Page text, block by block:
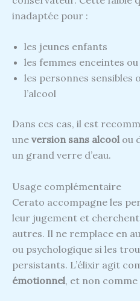
inadaptée pour :
les jeunes enfants
les femmes enceintes
les personnes sensibles
l’alcool
Dans ces cas, il est
une version sans alcoolou
un grand verre d’eau.
Usage complémentaire
Cerato accompagne les
leur jugement et cherchent
autres. Il ne remplace en
ou psychologique si les
persistants. L’élixir agit
émotionnel, et non